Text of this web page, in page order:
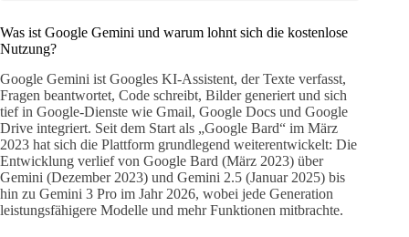
Was ist Google Gemini und warum lohnt sich die kostenlose
Nutzung?
Google Gemini ist Googles KI-Assistent, der Texte verfasst,
Fragen beantwortet, Code schreibt, Bilder generiert und sich
tief in Google-Dienste wie Gmail, Google Docs und Google
Drive integriert. Seit dem Start als „Google Bard“ im März
2023 hat sich die Plattform grundlegend weiterentwickelt: Die
Entwicklung verlief von Google Bard (März 2023) über
Gemini (Dezember 2023) und Gemini 2.5 (Januar 2025) bis
hin zu Gemini 3 Pro im Jahr 2026, wobei jede Generation
leistungsfähigere Modelle und mehr Funktionen mitbrachte.